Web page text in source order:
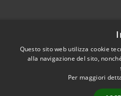
Questo sito web utilizza cookie
alla navigazione del sito,
Per maggiori